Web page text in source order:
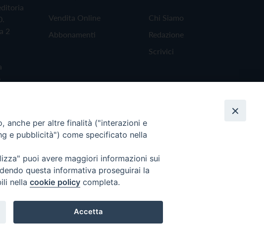
2
Vendita Online
Abbonamenti
Chi Siamo
Redazione
Scrivici
anche per altre finalità ("interazioni e
e pubblicità") come specificato nella
puoi avere maggiori informazioni sui
questa informativa proseguirai la
nella cookie policy completa.
Accetta